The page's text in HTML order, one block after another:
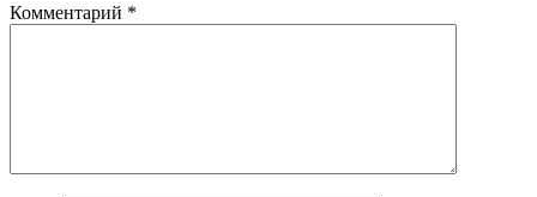
Комментарий *